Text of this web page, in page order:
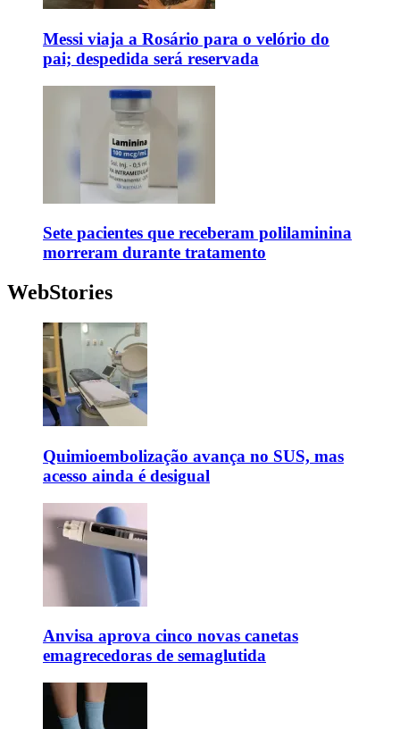
Messi viaja a Rosário para o velório do
pai; despedida será reservada
Sete pacientes que receberam polilaminina
morreram durante tratamento
WebStories
Quimioembolização avança no SUS, mas
acesso ainda é desigual
Anvisa aprova cinco novas canetas
emagrecedoras de semaglutida